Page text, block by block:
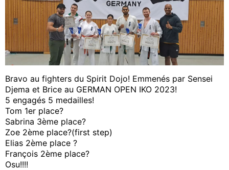
Bravo au fighters du Spirit Dojo! Emmenés par Sensei
Djema et Brice au GERMAN OPEN IKO 2023!
5 engagés 5 medailles!
Tom 1er place?
Sabrina 3ème place?
Zoe 2ème place?(first step)
Elias 2ème place ?
François 2ème place?
Osu!!!!